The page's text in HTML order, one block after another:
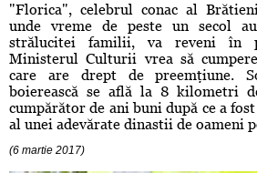
"Florica", celebrul conac al
unde vreme de peste un secol
strălucitei familii, va reveni în
Ministerul Culturii vrea să
care are drept de preemţiune.
boierească se află la 8 kilometri
cumpărător de ani buni după ce a
al unei adevărate dinastii de oameni
(6 martie 2017)